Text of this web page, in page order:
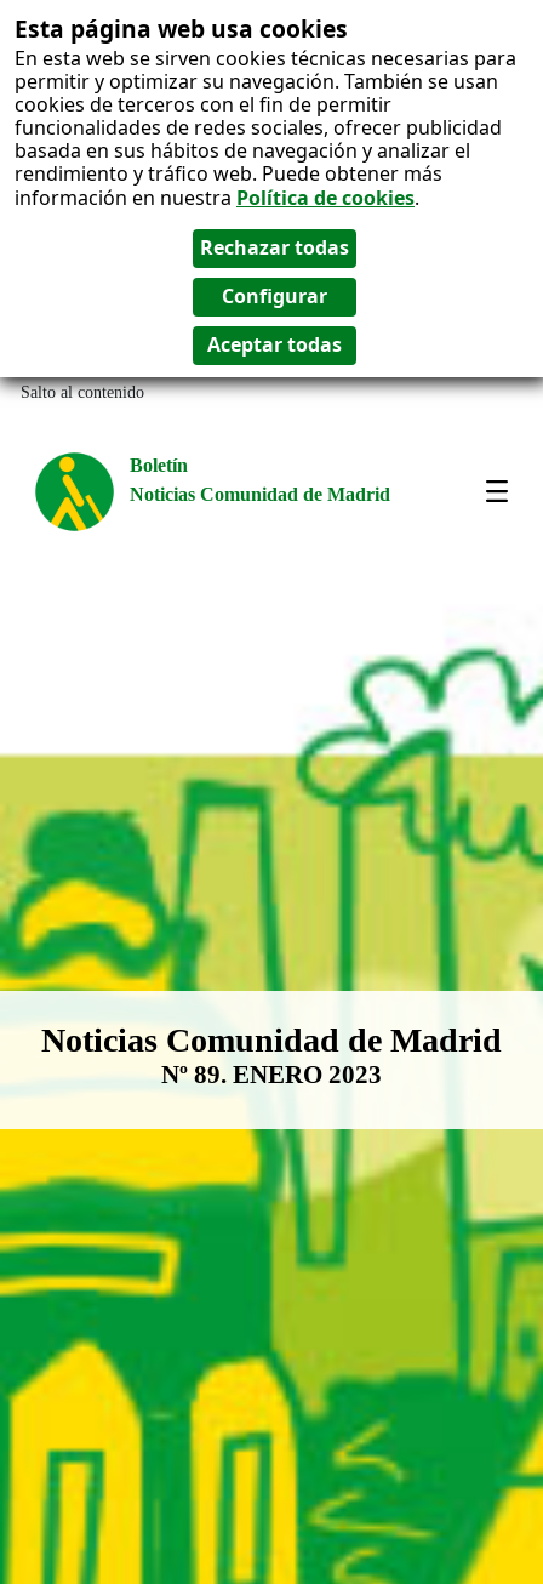
Esta página web usa cookies
En esta web se sirven cookies técnicas necesarias para
permitir y optimizar su navegación. También se usan
cookies de terceros con el fin de permitir
funcionalidades de redes sociales, ofrecer publicidad
basada en sus hábitos de navegación y analizar el
rendimiento y tráfico web. Puede obtener más
información en nuestra Política de cookies.
Salto al contenido
Boletín
Noticias Comunidad de Madrid
Boletín Noticias Comunidad de
Noticias Comunidad de Madrid
Nº 89. ENERO 2023